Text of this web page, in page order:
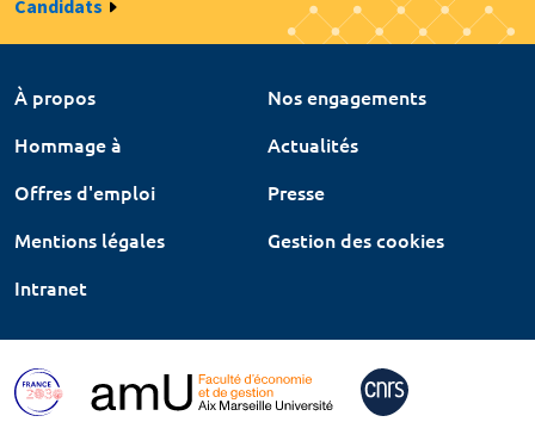
Candidats
À propos
Nos engagements
Hommage à
Actualités
Offres d'emploi
Presse
Mentions légales
Gestion des cookies
Intranet